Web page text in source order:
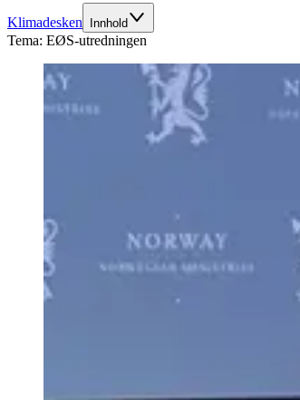
Klimadesken Innhold
Tema: EØS-utredningen